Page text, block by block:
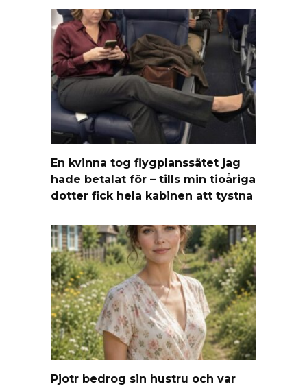
En kvinna tog flygplanssätet jag
hade betalat för – tills min tioåriga
dotter fick hela kabinen att tystna
Pjotr bedrog sin hustru och var